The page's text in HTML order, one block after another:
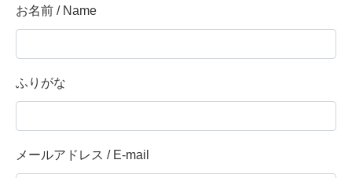
お名前 / Name
ふりがな
メールアドレス / E-mail